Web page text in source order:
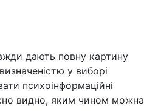
дають повну картину
у виборі
психоінформаційні
видно, яким чином можна